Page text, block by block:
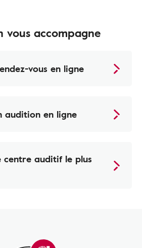
vous accompagne
vous en ligne
audition en ligne
centre auditif le plus